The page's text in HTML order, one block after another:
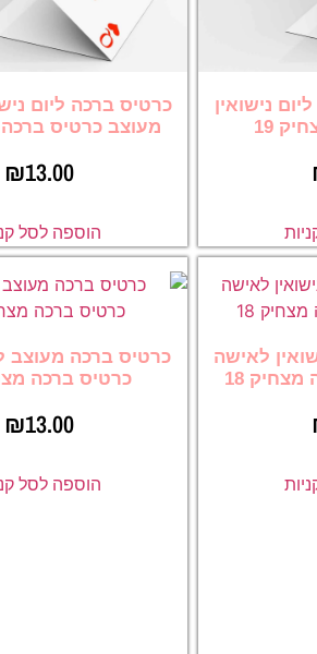
נישואין
19
כרטיס ברכה ליום
מעוצב כרטיס ברכה
₪13.00
הוספה לסל
לאישה
18
כרטיס ברכה מעוצב
כרטיס ברכה
₪13.00
הוספה לסל